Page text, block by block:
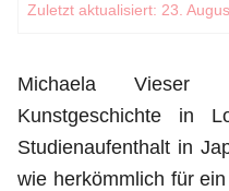
Zuletzt aktualisiert: 23.
Michaela Vieser
Kunstgeschichte in
Studienaufenthalt in
wie herkömmlich für